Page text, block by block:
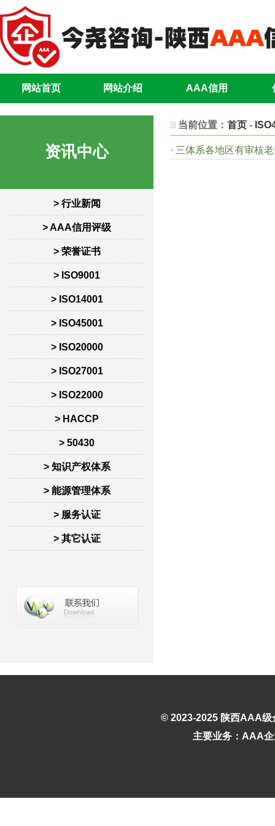
网站首页 网站介绍 AAA信用
资讯中心
> 行业新闻
> AAA信用评级
> 荣誉证书
> ISO9001
> ISO14001
> ISO45001
> ISO20000
> ISO27001
> ISO22000
> HACCP
> 50430
> 知识产权体系
> 能源管理体系
> 服务认证
> 其它认证
当前位置： 首页 -
· 三体系各地区有审核
© 2023-2025 陕西AAA级
主要业务：AAA